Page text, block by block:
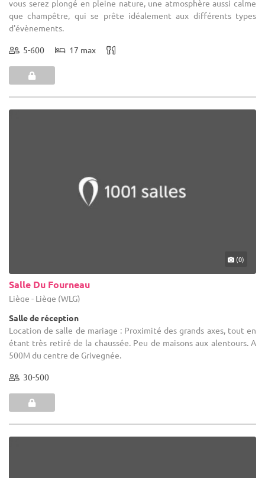
vous serez plongé en pleine nature, une atmosphère aussi calme
que champêtre, qui se prête idéalement aux différents types
d'évènements.
5-600 17 max
(0)
Salle Du Fourneau
Liège - Liège (WLG)
Salle de réception
Location de salle de mariage : Proximité des grands axes, tout en
étant très retiré de la chaussée. Peu de maisons aux alentours. A
500M du centre de Grivegnée.
30-500